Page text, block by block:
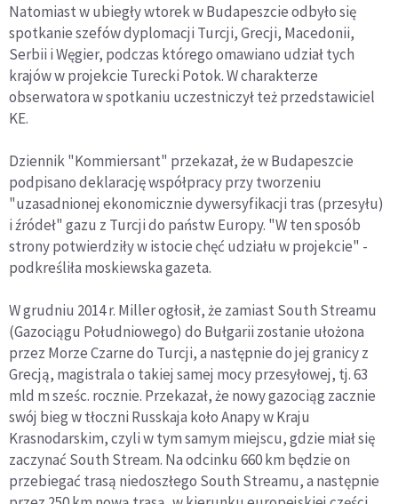
Natomiast w ubiegły wtorek w Budapeszcie odbyło się
spotkanie szefów dyplomacji Turcji, Grecji, Macedonii,
Serbii i Węgier, podczas którego omawiano udział tych
krajów w projekcie Turecki Potok. W charakterze
obserwatora w spotkaniu uczestniczył też przedstawiciel
KE.
Dziennik "Kommiersant" przekazał, że w Budapeszcie
podpisano deklarację współpracy przy tworzeniu
"uzasadnionej ekonomicznie dywersyfikacji tras (przesyłu)
i źródeł" gazu z Turcji do państw Europy. "W ten sposób
strony potwierdziły w istocie chęć udziału w projekcie" -
podkreśliła moskiewska gazeta.
W grudniu 2014 r. Miller ogłosił, że zamiast South Streamu
(Gazociągu Południowego) do Bułgarii zostanie ułożona
przez Morze Czarne do Turcji, a następnie do jej granicy z
Grecją, magistrala o takiej samej mocy przesyłowej, tj. 63
mld m sześc. rocznie. Przekazał, że nowy gazociąg zacznie
swój bieg w tłoczni Russkaja koło Anapy w Kraju
Krasnodarskim, czyli w tym samym miejscu, gdzie miał się
zaczynać South Stream. Na odcinku 660 km będzie on
przebiegać trasą niedoszłego South Streamu, a następnie